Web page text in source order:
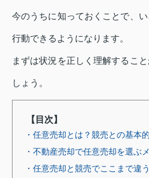
今のうちに知っておくことで、
行動できるようになります。
まずは状況を正しく理解するこ
しょう。
【目次】
・任意売却とは？競売との基本
・不動産売却で任意売却を選ぶ
・任意売却と競売でここまで違